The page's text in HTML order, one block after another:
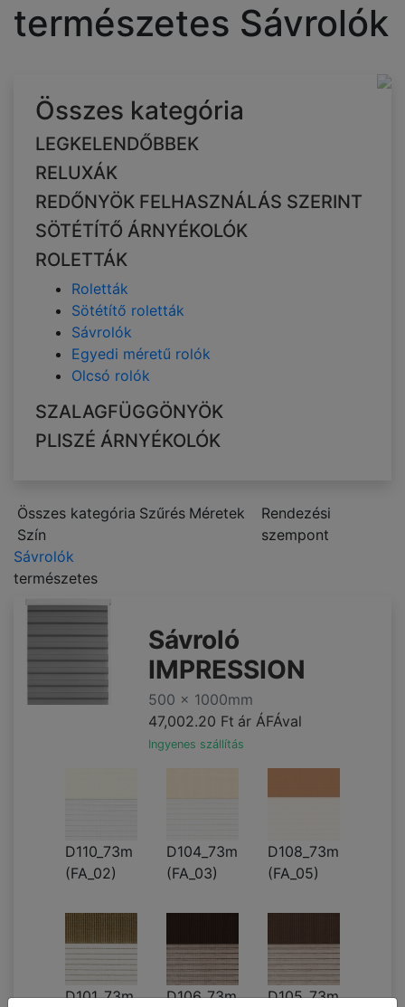
természetes Sávrolók
Összes kategória
LEGKELENDŐBBEK
RELUXÁK
REDŐNYÖK FELHASZNÁLÁS SZERINT
SÖTÉTÍTŐ ÁRNYÉKOLÓK
ROLETTÁK
Roletták
Sötétítő roletták
Sávrolók
Egyedi méretű rolók
Olcsó rolók
SZALAGFÜGGÖNYÖK
PLISZÉ ÁRNYÉKOLÓK
Összes kategória Szűrés Méretek
Szín
Rendezési
szempont
Sávrolók
természetes
Sávroló
IMPRESSION
500 x 1000mm
47,002.20 Ft ár ÁFÁval
Ingyenes szállítás
D110_73m
(FA_02)
D104_73m
(FA_03)
D108_73m
(FA_05)
D101_73m D106_73m D105_73m